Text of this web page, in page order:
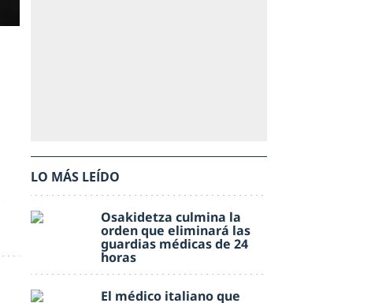
LO MÁS LEÍDO
Osakidetza culmina la
orden que eliminará las
guardias médicas de 24
horas
El médico italiano que